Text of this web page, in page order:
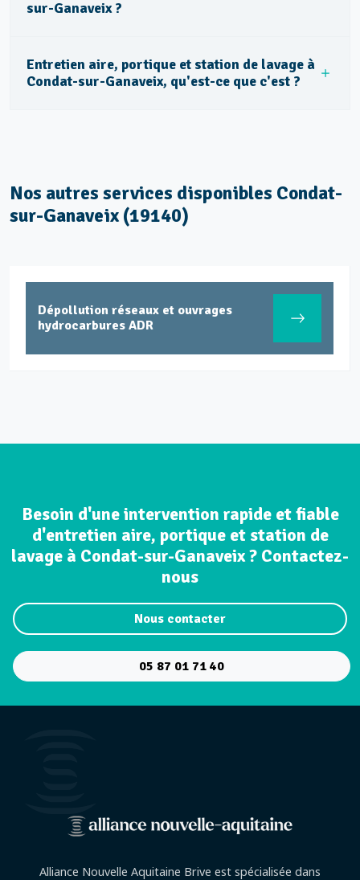
sur-Ganaveix ?
Entretien aire, portique et station de lavage à
Condat-sur-Ganaveix, qu'est-ce que c'est ?
Nos autres services disponibles Condat-
sur-Ganaveix (19140)
Dépollution réseaux et ouvrages
hydrocarbures ADR
Besoin d'une intervention rapide et fiable
d'entretien aire, portique et station de
lavage à Condat-sur-Ganaveix ? Contactez-
nous
Nous contacter
05 87 01 71 40
Alliance Nouvelle Aquitaine Brive est spécialisée dans